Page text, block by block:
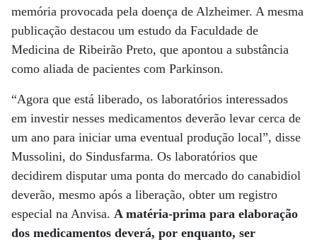
memória provocada pela doença de Alzheimer. A mesma
publicação destacou um estudo da Faculdade de
Medicina de Ribeirão Preto, que apontou a substância
como aliada de pacientes com Parkinson.
“Agora que está liberado, os laboratórios interessados
em investir nesses medicamentos deverão levar cerca de
um ano para iniciar uma eventual produção local”, disse
Mussolini, do Sindusfarma. Os laboratórios que
decidirem disputar uma ponta do mercado do canabidiol
deverão, mesmo após a liberação, obter um registro
especial na Anvisa. A matéria-prima para elaboração
dos medicamentos deverá, por enquanto, ser